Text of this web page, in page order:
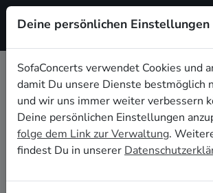
Registrieren
Dein Electronic
Wohnzimmerkonzert in
Buche Electronic Bands und
Wohnzimmerkonzert in Bielefeld!
Bühne. Auf SofaConcerts findest Du
Deine persönlichen Einstellungen
SofaConcerts verwendet Cookies und
damit Du unsere Dienste bestmöglich
und wir uns immer weiter verbessern
Deine persönlichen Einstellungen
folge dem Link zur Verwaltung.
findest Du in unserer